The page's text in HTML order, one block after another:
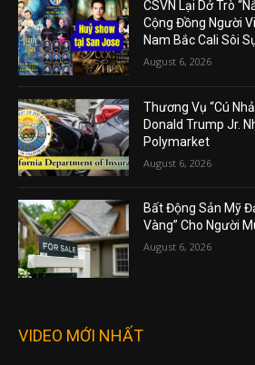
CSVN Lại Dở Trò
Cộng Đồng Người
Nam Bắc Cali Sôi
August 6, 2026
Thương Vụ “Cú
Donald Trump Jr.
Polymarket
August 6, 2026
Bất Động Sản Mỹ
Vàng” Cho Người
August 6, 2026
VIDEO MỚI NHẤT